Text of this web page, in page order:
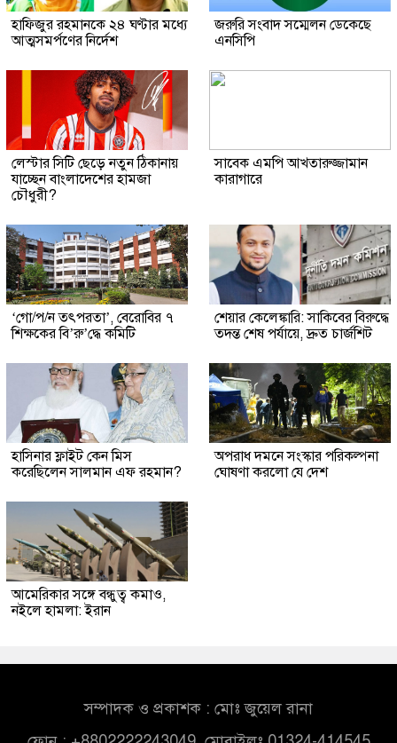
হাফিজুর রহমানকে ২৪ ঘণ্টার মধ্যে
আত্মসমর্পণের নির্দেশ
জরুরি সংবাদ সম্মেলন ডেকেছে
এনসিপি
লেস্টার সিটি ছেড়ে নতুন ঠিকানায়
যাচ্ছেন বাংলাদেশের হামজা
চৌধুরী?
সাবেক এমপি আখতারুজ্জামান
কারাগারে
‘গো/প/ন তৎপরতা’, বেরোবির ৭
শিক্ষকের বি’রু’দ্ধে কমিটি
শেয়ার কেলেঙ্কারি: সাকিবের বিরুদ্ধে
তদন্ত শেষ পর্যায়ে, দ্রুত চার্জশিট
হাসিনার ফ্লাইট কেন মিস
করেছিলেন সালমান এফ রহমান?
অপরাধ দমনে সংস্কার পরিকল্পনা
ঘোষণা করলো যে দেশ
আমেরিকার সঙ্গে বন্ধুত্ব কমাও,
নইলে হামলা: ইরান
সম্পাদক ও প্রকাশক : মোঃ জুয়েল রানা